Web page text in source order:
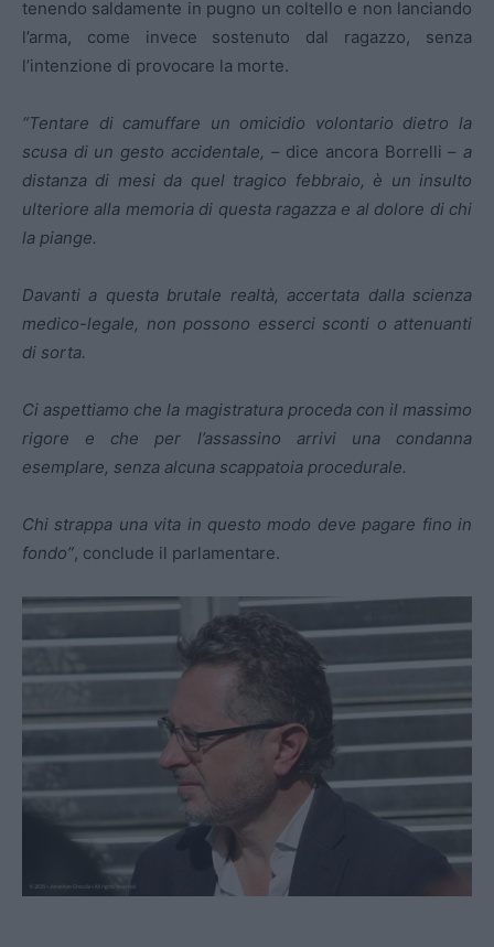
tenendo saldamente in pugno un coltello e non lanciando
l’arma, come invece sostenuto dal ragazzo, senza
l’intenzione di provocare la morte.
“Tentare di camuffare un omicidio volontario dietro la
scusa di un gesto accidentale, – dice ancora Borrelli –a
distanza di mesi da quel tragico febbraio, è un insulto
ulteriore alla memoria di questa ragazza e al dolore di chi
la piange.
Davanti a questa brutale realtà, accertata dalla scienza
medico-legale, non possono esserci sconti o attenuanti
di sorta.
Ci aspettiamo che la magistratura proceda con il massimo
rigore e che per l’assassino arrivi una condanna
esemplare, senza alcuna scappatoia procedurale.
Chi strappa una vita in questo modo deve pagare fino in
fondo”, conclude il parlamentare.